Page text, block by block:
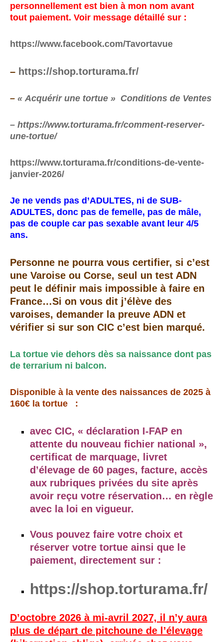
personnellement est bien à mon nom avant
tout paiement. Voir message détaillé sur :
https://www.facebook.com/Tavortavue
– https://shop.torturama.fr/
– « Acquérir une tortue » Conditions de Ventes
– https://www.torturama.fr/comment-reserver-
une-tortue/
https://www.torturama.fr/conditions-de-vente-
janvier-2026/
Je ne vends pas d’ADULTES, ni de SUB-
ADULTES, donc pas de femelle, pas de mâle,
pas de couple car pas sexable avant leur 4/5
ans.
Personne ne pourra vous certifier, si c’est
une Varoise ou Corse, seul un test ADN
peut le définir mais impossible à faire en
France…Si on vous dit j’élève des
varoises, demander la preuve ADN et
vérifier si sur son CIC c’est bien marqué.
La tortue vie dehors dès sa naissance dont pas
de terrarium ni balcon.
Disponible à la vente des naissances de 2025 à
160€ la tortue :
avec CIC, « déclaration I-FAP en
attente du nouveau fichier national »,
certificat de marquage, livret
d’élevage de 60 pages, facture, accès
aux rubriques privées du site après
avoir reçu votre réservation… en règle
avec la loi en vigueur.
Vous pouvez faire votre choix et
réserver votre tortue ainsi que le
paiement, directement sur :
https://shop.torturama.fr/
D’octobre 2026 à mi-avril 2027, il n’y aura
plus de départ de pitchoune de l’élevage